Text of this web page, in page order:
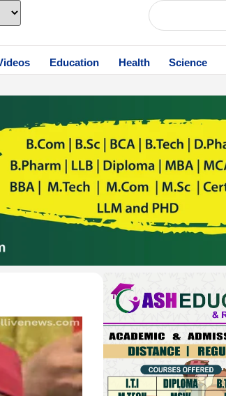
Education Health Science